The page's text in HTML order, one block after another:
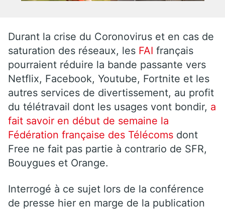
Durant la crise du Coronovirus et en cas de
saturation des réseaux, les FAI français
pourraient réduire la bande passante vers
Netflix, Facebook, Youtube, Fortnite et les
autres services de divertissement, au profit
du télétravail dont les usages vont bondir, a
fait savoir en début de semaine la
Fédération française des Télécoms dont
Free ne fait pas partie à contrario de SFR,
Bouygues et Orange.
Interrogé à ce sujet lors de la conférence
de presse hier en marge de la publication